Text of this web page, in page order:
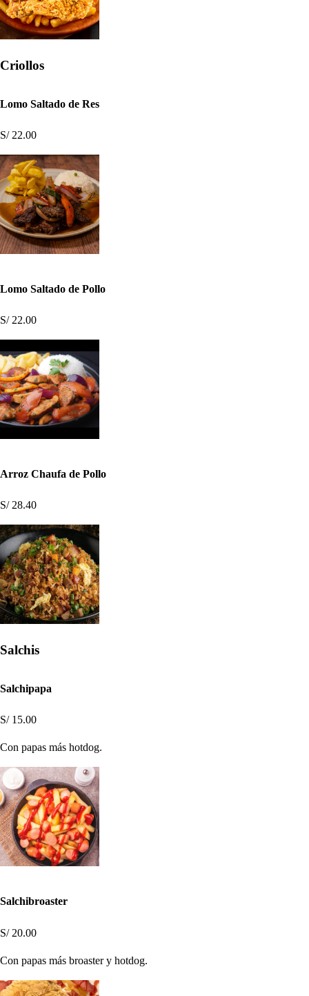
Criollos
Lomo Saltado de Res
S/ 22.00
Lomo Saltado de Pollo
S/ 22.00
Arroz Chaufa de Pollo
S/ 28.40
Salchis
Salchipapa
S/ 15.00
Con papas más hotdog.
Salchibroaster
S/ 20.00
Con papas más broaster y hotdog.